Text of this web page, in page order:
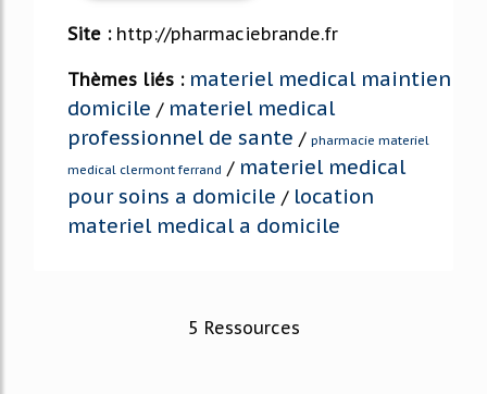
Site : http://pharmaciebrande.fr
Thèmes liés : materiel medical maintien
domicile / materiel medical
professionnel de sante / pharmacie materiel
medical clermont ferrand / materiel medical
pour soins a domicile / location
materiel medical a domicile
5 Ressources